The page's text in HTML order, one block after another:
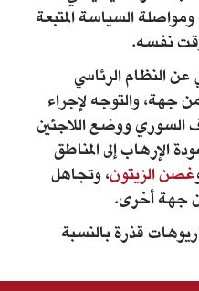
ومواصلة السياسة المتبعة
نفسه.
عن النظام الرئاسي
جهة، والتوجه لإجراء
السوري ووضع اللاجئين
الإرهاب إلى المناطق
غصن الزيتون، وتجاهل
جهة أخرى.
قذرة بالنسبة